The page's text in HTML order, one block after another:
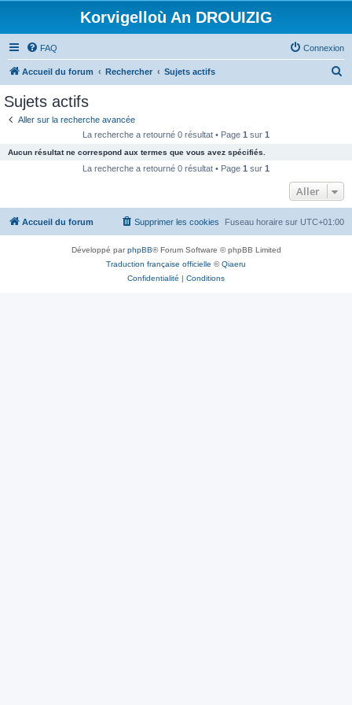
Korvigelloù An DROUIZIG
FAQ Connexion
Accueil du forum Rechercher Sujets actifs
c
e
Sujets actifs
Aller sur la recherche avancée
La recherche a retourné 0 résultat • Page 1 sur 1
Aucun résultat ne correspond aux termes que vous avez spécifiés.
La recherche a retourné 0 résultat • Page 1 sur 1
Aller
Accueil du forum Fuseau horaire sur UTC+01:00
Supprimer les cookies
Développé parphpBB® Forum Software © phpBB Limited
Traduction française officielle ©Qiaeru
Confidentialité | Conditions